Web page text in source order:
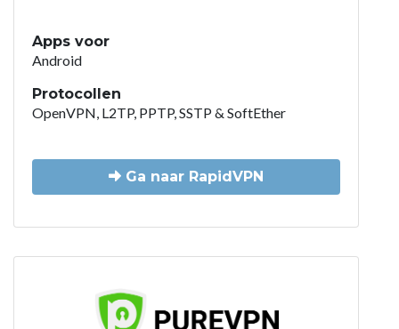
Apps voor
Android
Protocollen
OpenVPN, L2TP, PPTP, SSTP & SoftEther
Ga naar RapidVPN